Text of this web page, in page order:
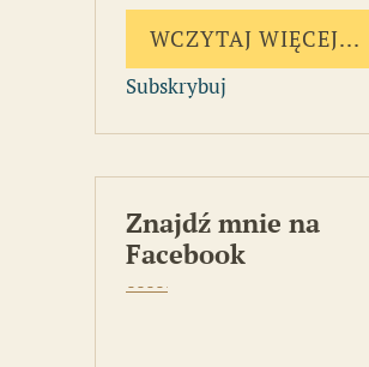
WCZYTAJ WIĘCEJ...
Subskrybuj
Znajdź mnie na
Facebook